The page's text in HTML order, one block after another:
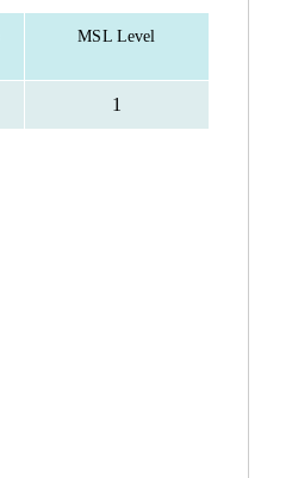
MSL Level
1